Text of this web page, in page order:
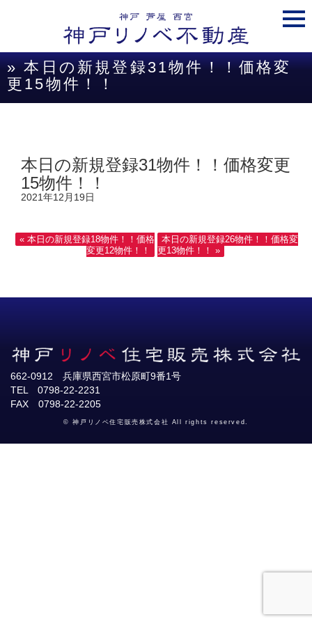
» 本日の新規登録31物件！！価格変
更15物件！！
本日の新規登録31物件！！価格変更
15物件！！
2021年12月19日
« 本日の新規登録18物件！！価格
変更12物件！！
本日の新規登録26物件！！価格変
更13物件！！ »
662-0912 兵庫県西宮市松原町9番1号
TEL 0798-22-2231
FAX 0798-22-2205
© 神戸リノベ住宅販売株式会社 All rights reserved.